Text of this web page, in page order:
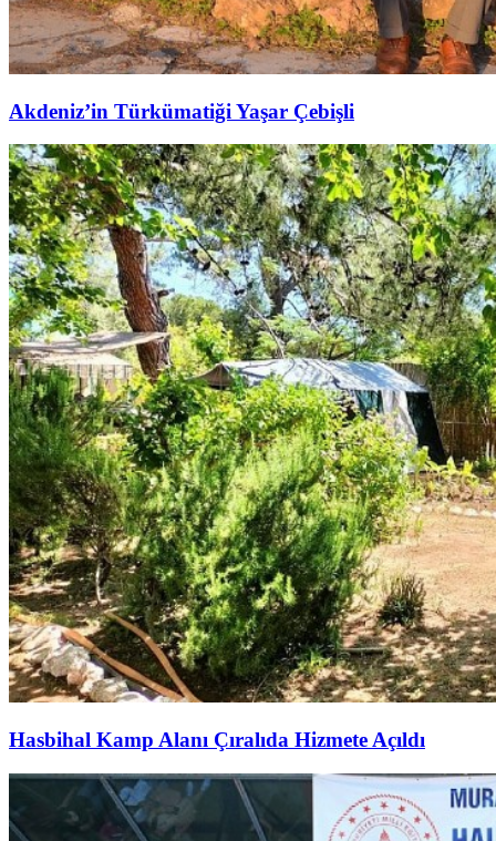
Akdeniz’in Türkümatiği Yaşar Çebişli
Hasbihal Kamp Alanı Çıralıda Hizmete Açıldı